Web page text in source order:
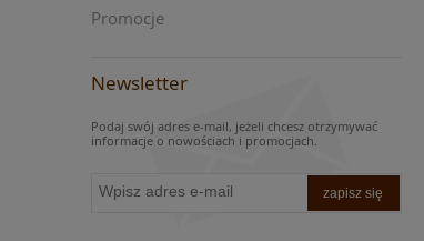
Promocje
Newsletter
Podaj swój adres e-mail, jeżeli chcesz otrzymywać
informacje o nowościach i promocjach.
zapisz się